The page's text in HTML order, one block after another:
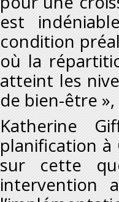
est
condition
où la
atteint les
de bien-être
Katherine
planification à
sur cette
intervention